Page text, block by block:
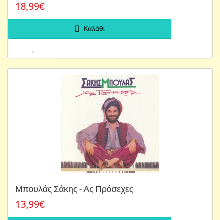
18,99€
Καλάθι
Μπουλάς Σάκης - Ας Πρόσεχες
13,99€